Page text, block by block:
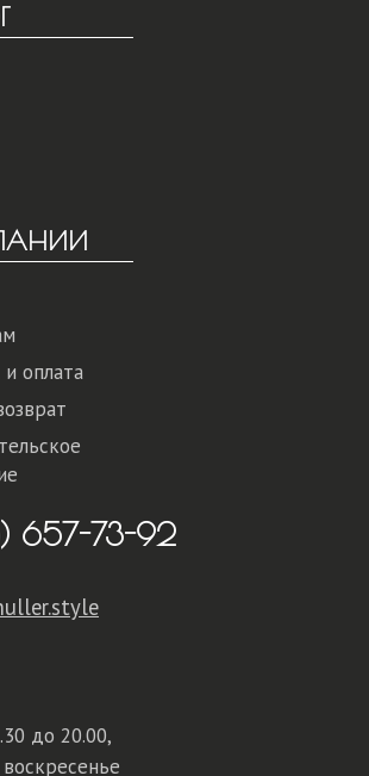
оплата
657-73-92
до 20.00,